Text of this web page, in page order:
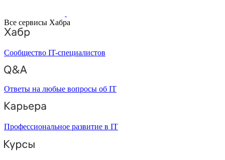
Все сервисы Хабра
Сообщество IT-специалистов
Ответы на любые вопросы об IT
Профессиональное развитие в IT